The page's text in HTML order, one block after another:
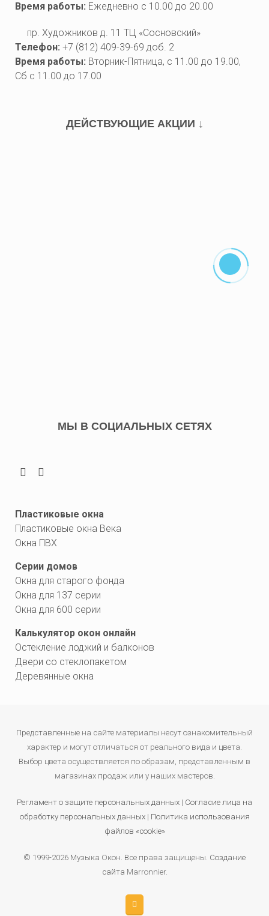
Время работы: Ежедневно с 10.00 до 20.00
пр. Художников д. 11 ТЦ «Сосновский»
Телефон: +7 (812) 409-39-69 доб. 2
Время работы: Вторник-Пятница, с 11.00 до 19.00,
Сб с 11.00 до 17.00
ДЕЙСТВУЮЩИЕ АКЦИИ ↓
МЫ В СОЦИАЛЬНЫХ СЕТЯХ
Пластиковые окна
Пластиковые окна Века
Окна ПВХ
Серии домов
Окна для старого фонда
Окна для 137 серии
Окна для 600 серии
Калькулятор окон онлайн
Остекление лоджий и балконов
Двери со стеклопакетом
Деревянные окна
Представленные на сайте материалы несут ознакомительный
характер и могут отличаться от реального вида и цвета.
Выбор цвета осуществляется по образам, представленным в
магазинах продаж или у наших мастеров.
Регламент о защите персональных данных | Согласие лица на
обработку персональных данных| Политика использования
файлов «cookie»
© 1999-2026 Музыка Окон. Все права защищены. Создание
сайта Marronnier.